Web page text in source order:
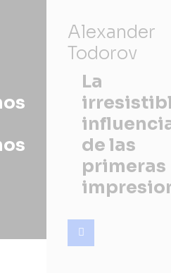
Alexander
Todorov
La
de las
primeras